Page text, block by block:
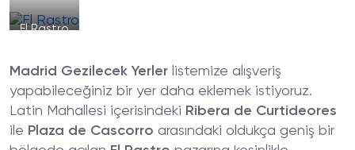
El Rastro
Madrid Gezilecek Yerler listemize alışveriş
yapabileceğiniz bir yer daha eklemek istiyoruz.
Latin Mahallesi içerisindeki Ribera de Curtideores
ile Plaza de Cascorro arasındaki oldukça geniş bir